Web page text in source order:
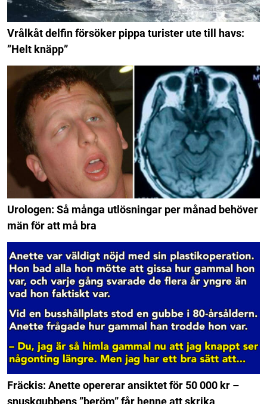
Vrålkåt delfin försöker pippa turister ute till havs:
”Helt knäpp”
Urologen: Så många utlösningar per månad behöver
män för att må bra
Fräckis: Anette opererar ansiktet för 50 000 kr –
snuskgubbens ”beröm” får henne att skrika